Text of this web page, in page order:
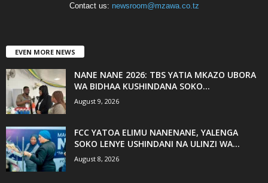
Contact us: newsroom@mzawa.co.tz
EVEN MORE NEWS
NANE NANE 2026: TBS YATIA MKAZO UBORA
WA BIDHAA KUSHINDANA SOKO...
August 9, 2026
FCC YATOA ELIMU NANENANE, YALENGA
SOKO LENYE USHINDANI NA ULINZI WA...
August 8, 2026